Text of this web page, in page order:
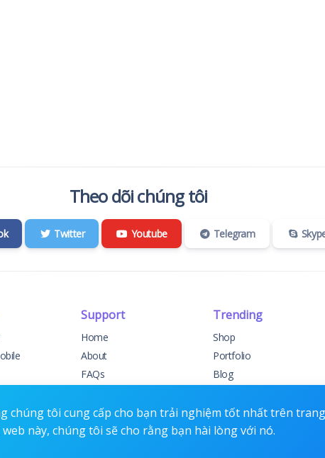
Theo dõi chúng tôi
Twitter Youtube Telegram
Support
Home
About
FAQs
Contact
Trending
Shop
Portfolio
Blog
Forums
chúng tôi cung cấp cho bạn trải nghiệm tốt nhất trên
này, chúng tôi sẽ cho rằng bạn hài lòng với nó.